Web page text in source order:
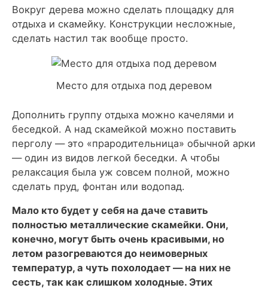
Вокруг дерева можно сделать площадку для
отдыха и скамейку. Конструкции несложные,
сделать настил так вообще просто.
Место для отдыха под деревом
Дополнить группу отдыха можно качелями и
беседкой. А над скамейкой можно поставить
перголу — это «прародительница» обычной арки
— один из видов легкой беседки. А чтобы
релаксация была уж совсем полной, можно
сделать пруд, фонтан или водопад.
Мало кто будет у себя на даче ставить
полностью металлические скамейки. Они,
конечно, могут быть очень красивыми, но
летом разогреваются до неимоверных
температур, а чуть похолодает — на них не
сесть, так как слишком холодные. Этих